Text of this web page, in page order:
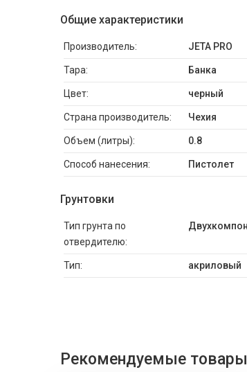
Общие характеристики
Производитель: JETA PRO
Тара: Банка
Цвет: черный
Страна производитель: Чехия
Объем (литры): 0.8
Способ нанесения: Пистолет
Грунтовки
Тип грунта по
отвердителю:
Тип: акриловый
Рекомендуемые товары